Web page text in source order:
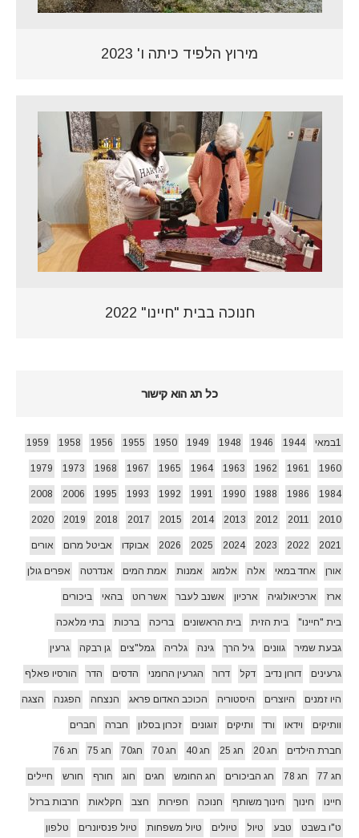
מירוץ הלפיד כיתה ו' 2023
חנוכה בבית "חיינו" 2022
כל תג הוא קישור
1במאי 1944
1946
1948
1949
1950
1955
1956
1958
1959
1960
1961
1962
1963
1964
1965
1967
1968
1973
1979
1984
1986
1988
1990
1991
1992
1993
1995
2006
2008
2010
2011
2012
2013
2014
2015
2017
2018
2019
2020
2021
2022
2023
2024
2025
2026 אבוקדו אביטל מרום אורים
אורן אחד במאי אלה אלמוג אמנות אמת המים אנדרטה אפרים גולן
ארז ארכיאולוגיה ארכיון אשנב לעבר אשר רוט בהאי ביכורים
בית "חיינו" בית הזית בית הראשונים בריכה ברכות בתי מלאכה
גבעת שמיר גוונים גיל הרך גינה גלריה גמל"צים גן רבקה גרעין
גרעינים דורון נדיב דקל דרור הגרעין הרומני הדסים הדר הורסיו פאלף
היו זמנים היוצרים היסטוריה הכוכב האדום פראג הנצחה הפגנה הצגה
וותיקים וידאו ורד ותיקים זוגונים זכרון בסלון חברה חברים
חברת הילדים חג 20 חג 25 חג 40 חג 70 חג70 חג 75 חג 76
חג 77 חג 78 חג הביכורים חג החומש חגים חוג חורף חורש חיילים
חיינו חינוך חינוך משותף חנוכה חפירות חצב חקלאות חרבות ברזל
ט"ו בשבט טבע טיול טיולים טיול משפחות טיול פנסיונרים טלפון